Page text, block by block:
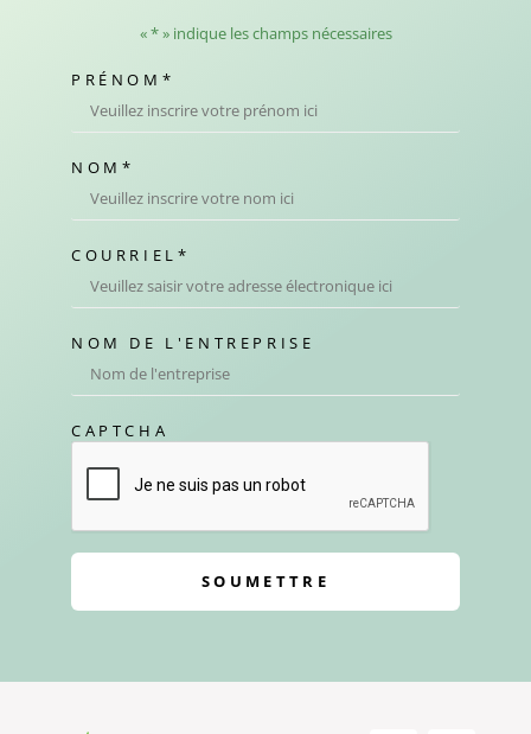
«*» indique les champs nécessaires
PRÉNOM *
NOM *
COURRIEL *
NOM DE L'ENTREPRISE
CAPTCHA
SOUMETTRE